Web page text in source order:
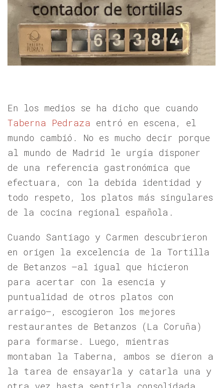
En los medios se ha dicho que cuando
Taberna Pedraza entró en escena, el
mundo cambió. No es mucho decir porque
al mundo de Madrid le urgía disponer
de una referencia gastronómica que
efectuara, con la debida identidad y
todo respeto, los platos más singulares
de la cocina regional española.
Cuando Santiago y Carmen descubrieron
en origen la excelencia de la Tortilla
de Betanzos –al igual que hicieron
para acertar con la esencia y
puntualidad de otros platos con
arraigo–, escogieron los mejores
restaurantes de Betanzos (La Coruña)
para formarse. Luego, mientras
montaban la Taberna, ambos se dieron a
la tarea de ensayarla y catarla una y